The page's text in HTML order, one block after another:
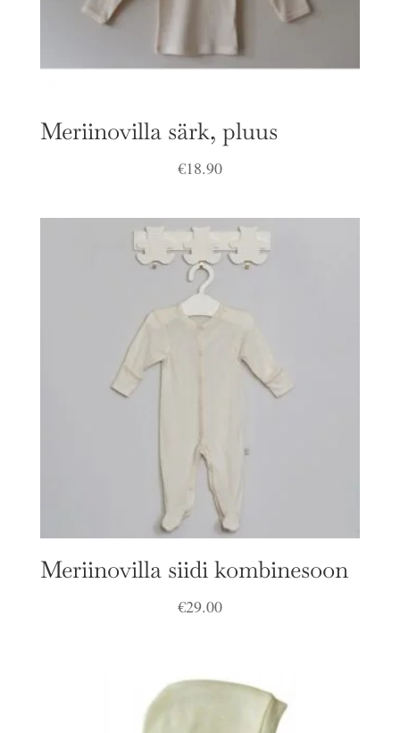
Meriinovilla särk, pluus
€18.90
Meriinovilla siidi kombinesoon
€29.00